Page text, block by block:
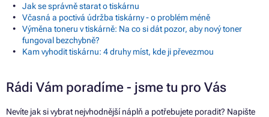
Jak se správně starat o tiskárnu
Včasná a poctivá údržba tiskárny - o problém méně
Výměna toneru v tiskárně: Na co si dát pozor, aby nový toner
fungoval bezchybně?
Kam vyhodit tiskárnu: 4 druhy míst, kde ji převezmou
Rádi Vám poradíme - jsme tu pro Vás
Nevíte jak si vybrat nejvhodnější náplň a potřebujete poradit? Napište